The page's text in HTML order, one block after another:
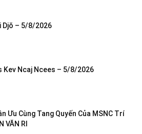
Djŏ – 5/8/2026
Kev Ncaj Ncees – 5/8/2026
Ưu Cùng Tang Quyến Của MSNC Trí
VĂN RI